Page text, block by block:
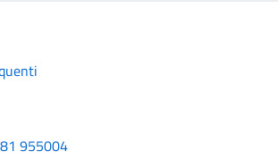
955004